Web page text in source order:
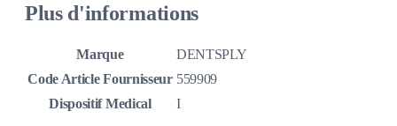
Plus d'informations
Marque
DENTSPLY
Code Article Fournisseur 559909
Dispositif Medical
I